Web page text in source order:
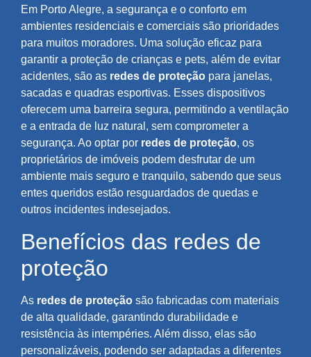
Em Porto Alegre, a segurança e o conforto em
ambientes residenciais e comerciais são prioridades
para muitos moradores. Uma solução eficaz para
garantir a proteção de crianças e pets, além de evitar
acidentes, são as redes de proteção para janelas,
sacadas e quadras esportivas. Esses dispositivos
oferecem uma barreira segura, permitindo a ventilação
e a entrada de luz natural, sem comprometer a
segurança. Ao optar por redes de proteção, os
proprietários de imóveis podem desfrutar de um
ambiente mais seguro e tranquilo, sabendo que seus
entes queridos estão resguardados de quedas e
outros incidentes indesejados.
Benefícios das redes de
proteção
As redes de proteção são fabricadas com materiais
de alta qualidade, garantindo durabilidade e
resistência às intempéries. Além disso, elas são
personalizáveis, podendo ser adaptadas a diferentes